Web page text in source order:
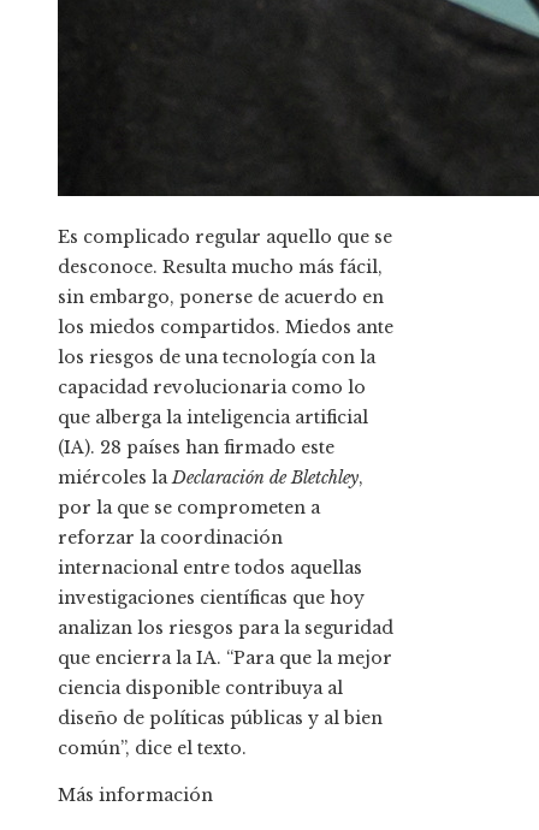
Es complicado regular aquello que se
desconoce. Resulta mucho más fácil,
sin embargo, ponerse de acuerdo en
los miedos compartidos. Miedos ante
los riesgos de una tecnología con la
capacidad revolucionaria como lo
que alberga la inteligencia artificial
(IA). 28 países han firmado este
miércoles laDeclaración de Bletchley,
por la que se comprometen a
reforzar la coordinación
internacional entre todos aquellas
investigaciones científicas que hoy
analizan los riesgos para la seguridad
que encierra la IA. “Para que la mejor
ciencia disponible contribuya al
diseño de políticas públicas y al bien
común”, dice el texto.
Más información